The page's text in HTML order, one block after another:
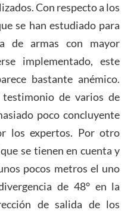
Con respecto a los
se han estudiado para
de armas con mayor
implementado, este
bastante anémico.
de varios de
poco concluyente
los expertos. Por otro
se tienen en cuenta y
pocos metros el uno
de 48° en la
de salida de los